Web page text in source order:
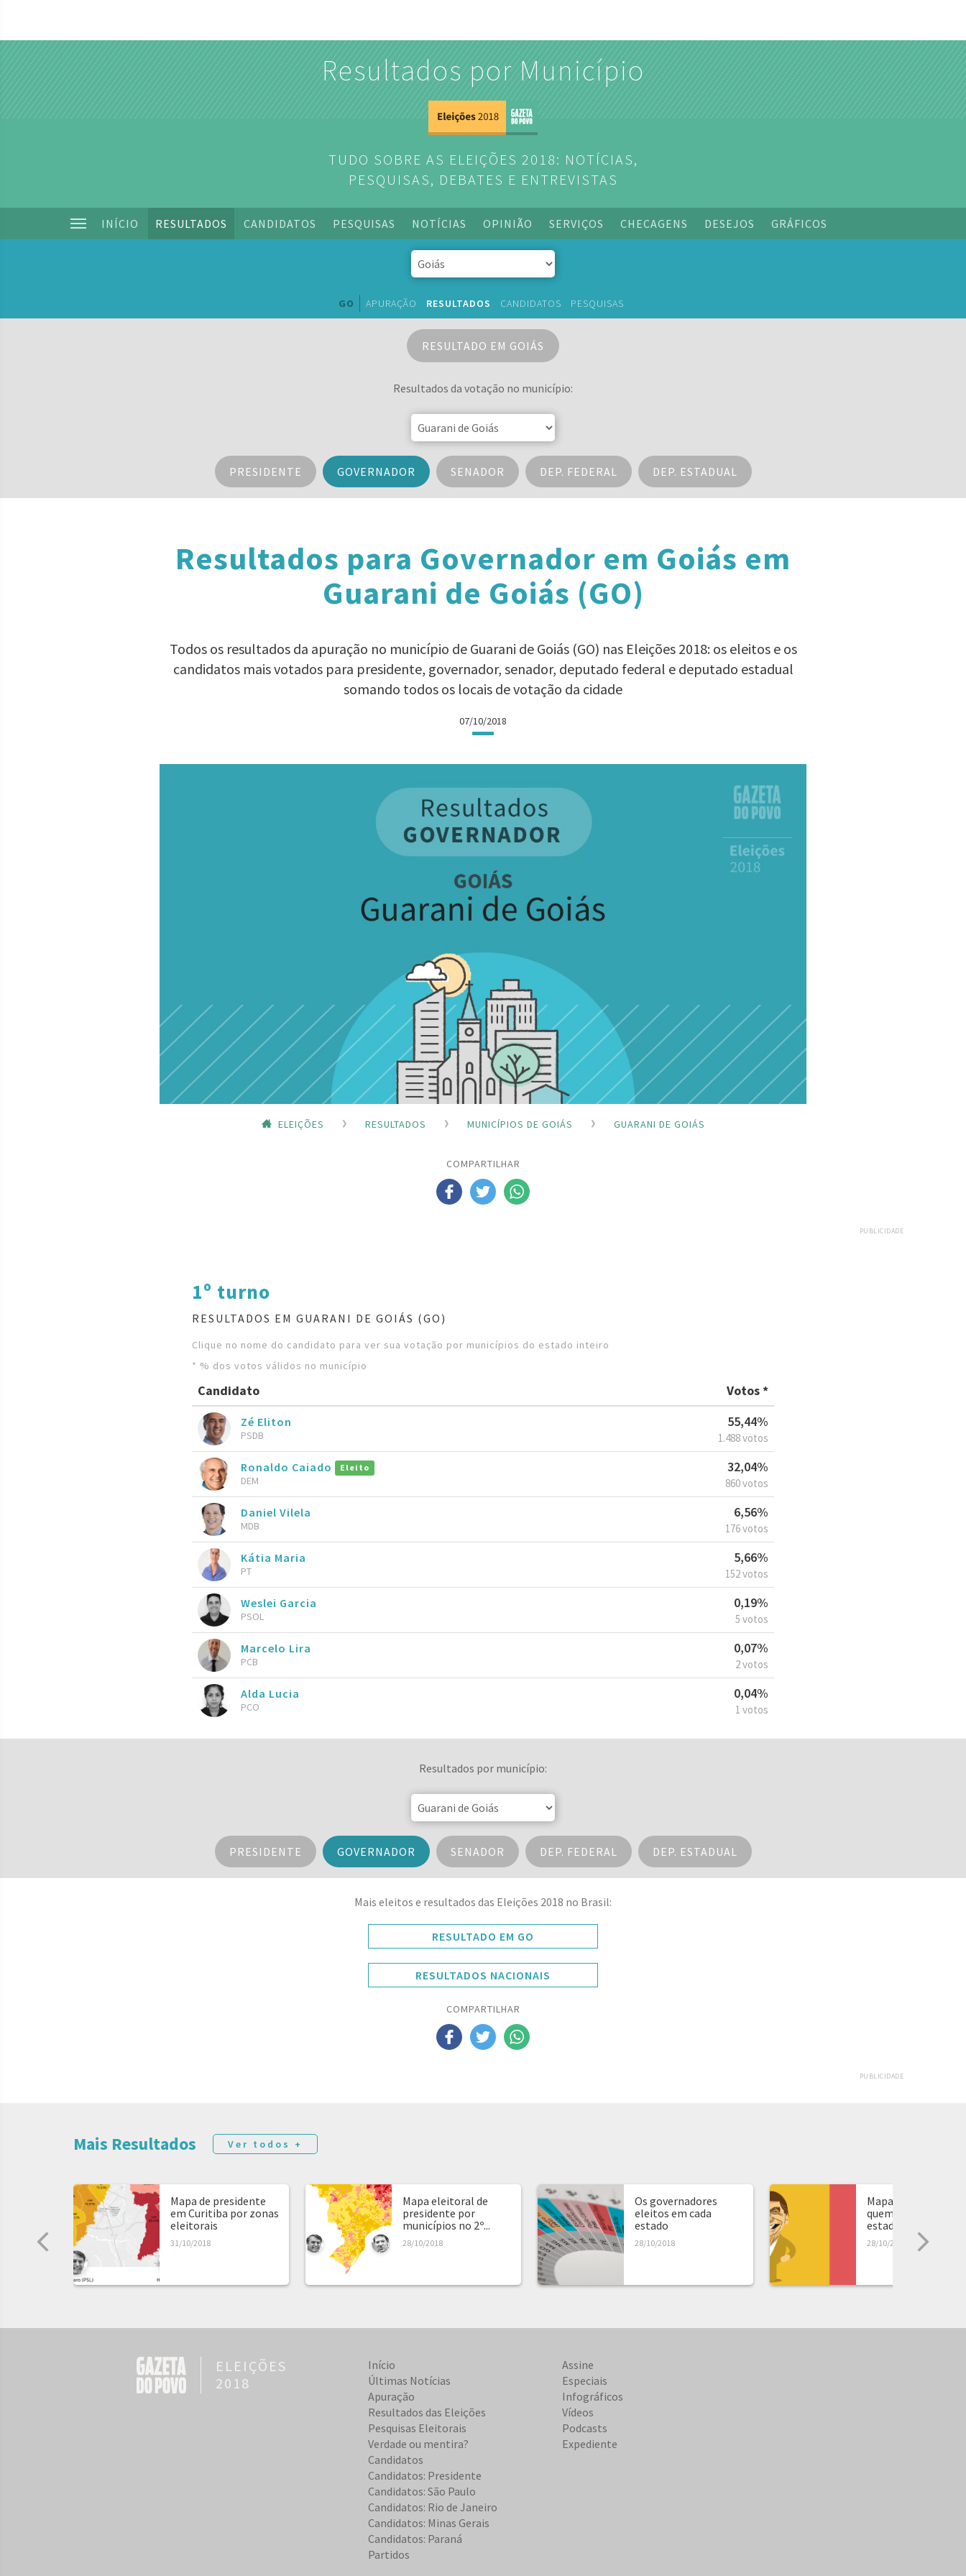
Resultados por Município
TUDO SOBRE AS ELEIÇÕES 2018: NOTÍCIAS,
PESQUISAS, DEBATES E ENTREVISTAS
INÍCIO RESULTADOS CANDIDATOS PESQUISAS NOTÍCIAS OPINIÃO SERVIÇOS CHECAGENS DESEJOS GRÁFICOS
GO APURAÇÃO RESULTADOS CANDIDATOS PESQUISAS
RESULTADO EM GOIÁS
Resultados da votação no município:
PRESIDENTE GOVERNADOR SENADOR DEP. FEDERAL DEP. ESTADUAL
Resultados para Governador em Goiás em
Guarani de Goiás (GO)
Todos os resultados da apuração no município de Guarani de Goiás (GO) nas Eleições 2018: os eleitos e os
candidatos mais votados para presidente, governador, senador, deputado federal e deputado estadual
somando todos os locais de votação da cidade
07/10/2018
ELEIÇÕES RESULTADOS MUNICÍPIOS DE GOIÁS GUARANI DE GOIÁS
COMPARTILHAR
PUBLICIDADE
1º turno
RESULTADOS EM GUARANI DE GOIÁS (GO)
Clique no nome do candidato para ver sua votação por municípios do estado inteiro
* % dos votos válidos no município
Candidato Votos *
Zé Eliton
PSDB
55,44%
1.488 votos
Ronaldo Caiado Eleito
DEM
32,04%
860 votos
Daniel Vilela
MDB
6,56%
176 votos
Kátia Maria
PT
5,66%
152 votos
Weslei Garcia
PSOL
0,19%
5 votos
Marcelo Lira
PCB
0,07%
2 votos
Alda Lucia
PCO
0,04%
1 votos
Resultados por município:
PRESIDENTE GOVERNADOR SENADOR DEP. FEDERAL DEP. ESTADUAL
Mais eleitos e resultados das Eleições 2018 no Brasil:
RESULTADO EM GO
RESULTADOS NACIONAIS
COMPARTILHAR
PUBLICIDADE
Mais Resultados Ver todos +
Mapa de presidente
em Curitiba por zonas
eleitorais
31/10/2018
Mapa eleitoral de
presidente por
municípios no 2º...
28/10/2018
Os governadores
eleitos em cada
estado
28/10/2018
Mapa de presidente:
quem ganhou em
estado...
28/10/2018
ELEIÇÕES
2018
Início
Últimas Notícias
Apuração
Resultados das Eleições
Pesquisas Eleitorais
Verdade ou mentira?
Candidatos
Candidatos: Presidente
Candidatos: São Paulo
Candidatos: Rio de Janeiro
Candidatos: Minas Gerais
Candidatos: Paraná
Partidos
Assine
Especiais
Infográficos
Vídeos
Podcasts
Expediente